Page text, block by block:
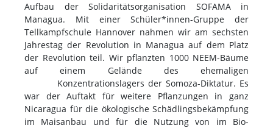
Aufbau der Solidaritätsorganisation SOFAMA in
Managua. Mit einer Schüler*innen-Gruppe der
Tellkampfschule Hannover nahmen wir am sechsten
Jahrestag der Revolution in Managua auf dem Platz
der Revolution teil. Wir pflanzten 1000 NEEM-Bäume
auf einem Gelände des ehemaligen
Konzentrationslagers der Somoza-Diktatur. Es
war der Auftakt für weitere Pflanzungen in ganz
Nicaragua für die ökologische Schädlingsbekämpfung
im Maisanbau und für die Nutzung von im Bio-